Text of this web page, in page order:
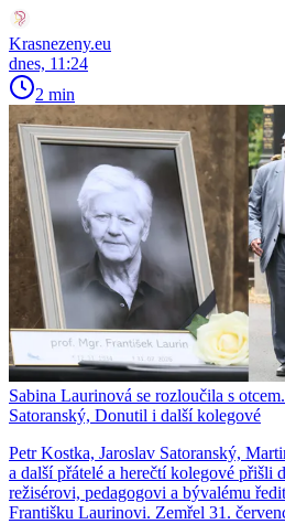
Krasnezeny.eu
dnes, 11:24
2 min
Sabina Laurinová se rozloučila s
Satoranský, Donutil i další kolegové
Petr Kostka, Jaroslav Satoranský,
a další přátelé a herečtí kolegové přišli
režisérovi, pedagogovi a bývalému
Františku Laurinovi. Zemřel 31.